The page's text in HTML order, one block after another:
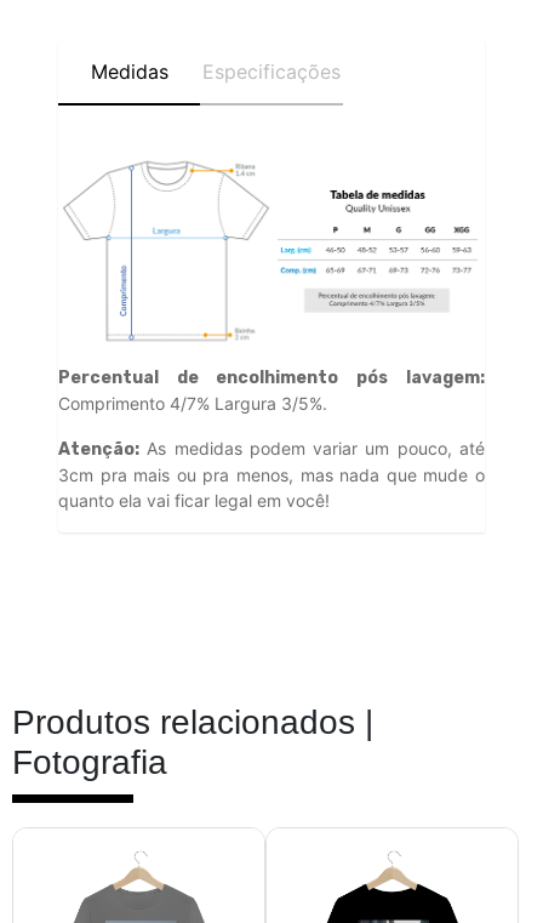
Medidas Especificações
Percentual de encolhimento pós lavagem:
Comprimento 4/7% Largura 3/5%.
Atenção: As medidas podem variar um pouco, até
3cm pra mais ou pra menos, mas nada que mude o
quanto ela vai ficar legal em você!
Produtos relacionados |
Fotografia